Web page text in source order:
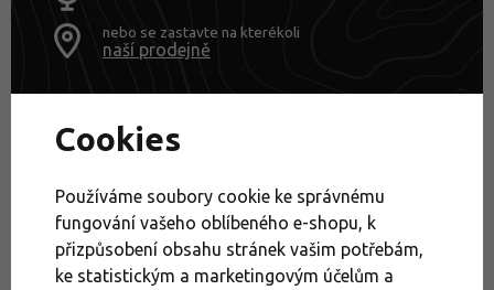
Recenze a rady
nebo se zastavte na kterékoli
naší prodejně
Výprodej Zimní bundy
Dámské bundy, kabáty a vesty Dámské zimní bundy
Dámské nepromokavé bundy Dámské péřové bundy
Cookies
Používáme soubory cookie ke správnému
fungování vašeho oblíbeného e-shopu, k
přizpůsobení obsahu stránek vašim potřebám,
ke statistickým a marketingovým účelům a